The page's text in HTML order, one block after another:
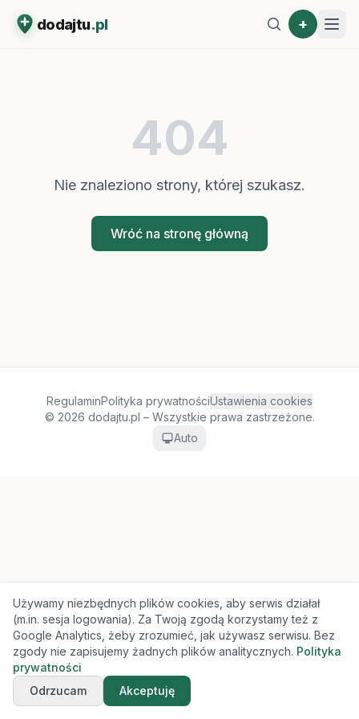
dodajtu.pl +
404
Nie znaleziono strony, której szukasz.
Wróć na stronę główną
RegulaminPolityka prywatnościUstawienia cookies
© 2026 dodajtu.pl – Wszystkie prawa zastrzeżone.
Auto
Używamy niezbędnych plików cookies, aby serwis działał
(m.in. sesja logowania). Za Twoją zgodą korzystamy też z
Google Analytics, żeby zrozumieć, jak używasz serwisu. Bez
zgody nie zapisujemy żadnych plików analitycznych. Polityka
prywatności
Odrzucam
Akceptuję